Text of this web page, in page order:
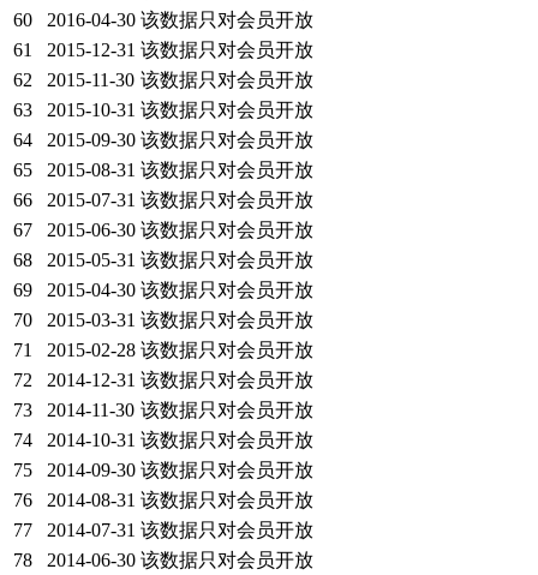
60
2016-04-30 该数据只对会员开放
61
2015-12-31 该数据只对会员开放
62
2015-11-30 该数据只对会员开放
63
2015-10-31 该数据只对会员开放
64
2015-09-30 该数据只对会员开放
65
2015-08-31 该数据只对会员开放
66
2015-07-31 该数据只对会员开放
67
2015-06-30 该数据只对会员开放
68
2015-05-31 该数据只对会员开放
69
2015-04-30 该数据只对会员开放
70
2015-03-31 该数据只对会员开放
71
2015-02-28 该数据只对会员开放
72
2014-12-31 该数据只对会员开放
73
2014-11-30 该数据只对会员开放
74
2014-10-31 该数据只对会员开放
75
2014-09-30 该数据只对会员开放
76
2014-08-31 该数据只对会员开放
77
2014-07-31 该数据只对会员开放
78
2014-06-30 该数据只对会员开放